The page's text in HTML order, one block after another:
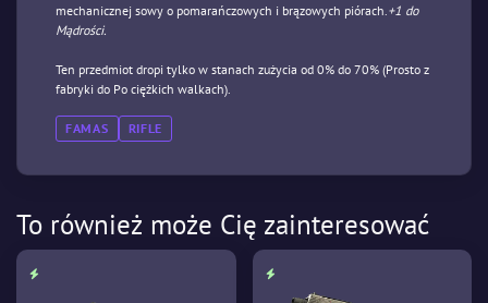
mechanicznej sowy o pomarańczowych i brązowych piórach.+1 do
Mądrości.
Ten przedmiot dropi tylko w stanach zużycia od 0% do 70% (Prosto z
fabryki do Po ciężkich walkach).
FAMAS RIFLE
To również może Cię zainteresować